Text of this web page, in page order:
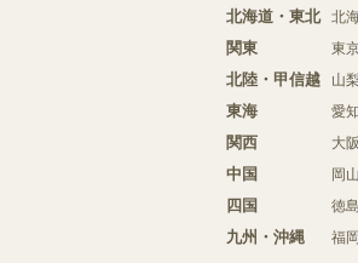
北海道・東北 北
関東 東
北陸・甲信越 山
東海 愛
関西 大
中国 岡
四国 徳
九州・沖縄 福